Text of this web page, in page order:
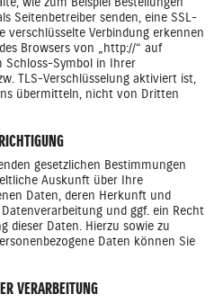
Seitenbetreiber senden, eine SSL-
verschlüsselte Verbindung erkennen
Browsers von „http://“ auf
Schloss-Symbol in Ihrer
TLS-Verschlüsselung aktiviert ist,
übermitteln, nicht von Dritten
gesetzlichen Bestimmungen
Auskunft über Ihre
Daten, deren Herkunft und
und ggf. ein Recht
dieser Daten. Hierzu sowie zu
Daten können Sie
VERARBEITUNG